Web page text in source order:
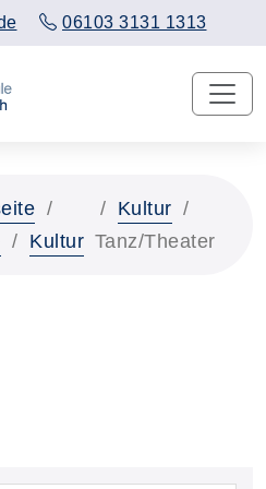
06103 3131 1313
Kultur
Kultur
Tanz/Theater